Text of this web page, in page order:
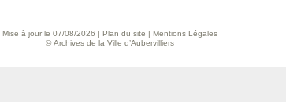
Mise à jour le 07/08/2026 | Plan du site | Mentions Légales
© Archives de la Ville d’Aubervilliers